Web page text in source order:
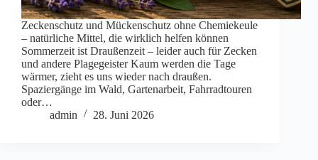
Zeckenschutz und Mückenschutz ohne Chemiekeule
– natürliche Mittel, die wirklich helfen können
Sommerzeit ist Draußenzeit – leider auch für Zecken
und andere Plagegeister Kaum werden die Tage
wärmer, zieht es uns wieder nach draußen.
Spaziergänge im Wald, Gartenarbeit, Fahrradtouren
oder…
admin
28. Juni 2026